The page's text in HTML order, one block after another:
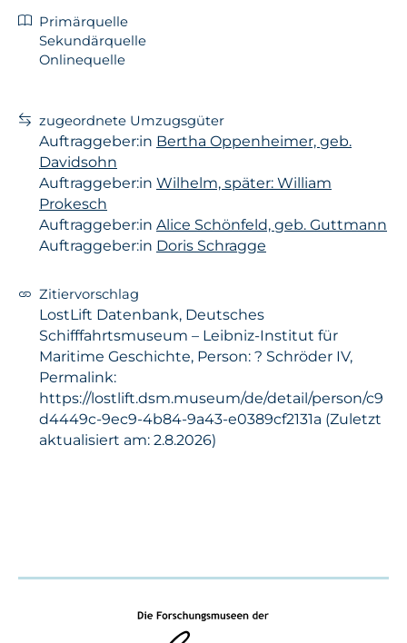
Primärquelle
Sekundärquelle
Onlinequelle
zugeordnete Umzugsgüter
Auftraggeber:in Bertha Oppenheimer, geb.
Davidsohn
Auftraggeber:in Wilhelm, später: William
Prokesch
Auftraggeber:in Alice Schönfeld, geb. Guttmann
Auftraggeber:in Doris Schragge
Zitiervorschlag
LostLift Datenbank, Deutsches
Schifffahrtsmuseum – Leibniz-Institut für
Maritime Geschichte, Person: ? Schröder IV,
Permalink:
https://lostlift.dsm.museum/de/detail/person/c9
d4449c-9ec9-4b84-9a43-e0389cf2131a (Zuletzt
aktualisiert am: 2.8.2026)